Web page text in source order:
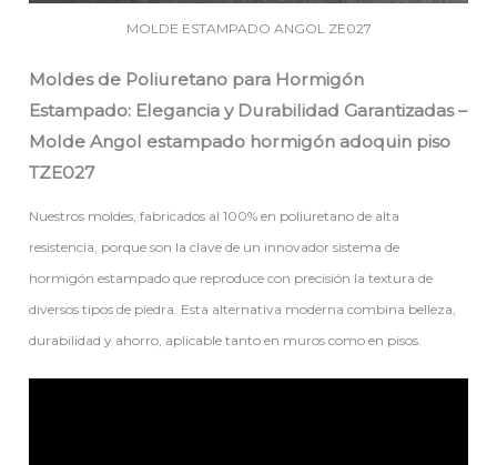
MOLDE ESTAMPADO ANGOL ZE027
Moldes de Poliuretano para Hormigón
Estampado: Elegancia y Durabilidad Garantizadas –
Molde Angol estampado hormigón adoquin piso
TZE027
Nuestros moldes, fabricados al 100% en poliuretano de alta
resistencia, porque son la clave de un innovador sistema de
hormigón estampado que reproduce con precisión la textura de
diversos tipos de piedra. Esta alternativa moderna combina belleza,
durabilidad y ahorro, aplicable tanto en muros como en pisos.